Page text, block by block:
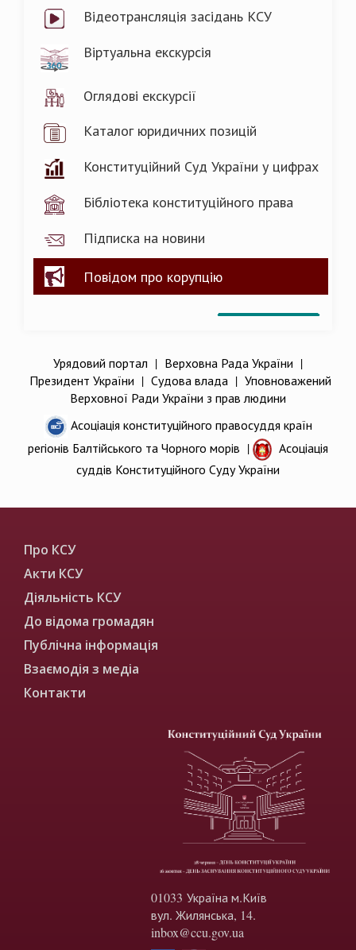
Відеотрансляція засідань КСУ
Віртуальна екскурсія
Оглядові екскурсії
Каталог юридичних позицій
Конституційний Суд України у цифрах
Бібліотека конституційного права
Підписка на новини
Повідом про корупцію
Урядовий портал | Верховна Рада України |
Президент України | Судова влада| Уповноважений
Верховної Ради України з прав людини
Асоціація конституційного правосуддя країн
регіонів Балтійського та Чорного морів |
Асоціація
суддів Конституційного Суду України
Про КСУ
Акти КСУ
Діяльність КСУ
До відома громадян
Публічна інформація
Взаємодія з медіа
Контакти
01033 Україна м.Київ
вул. Жилянська, 14.
inbox@ccu.gov.ua